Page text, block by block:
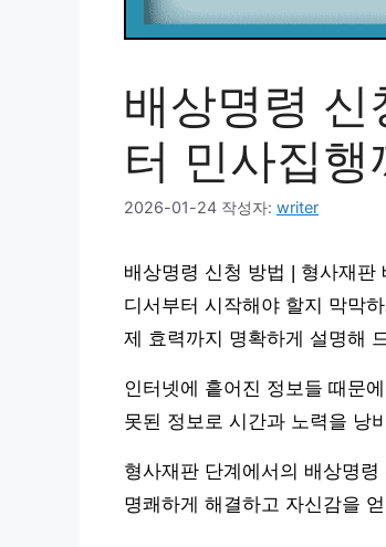
배상명령
터 민사집행
2026-01-24 작성자: writer
배상명령 신청 방법 | 형사재판
디서부터 시작해야 할지 막막
제 효력까지 명확하게 설명해
인터넷에 흩어진 정보들 때문
못된 정보로 시간과 노력을 낭
형사재판 단계에서의 배상명
명쾌하게 해결하고 자신감을